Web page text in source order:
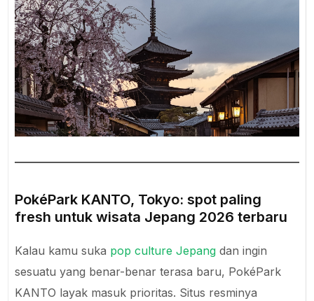
PokéPark KANTO, Tokyo: spot paling
fresh untuk wisata Jepang 2026 terbaru
Kalau kamu suka pop culture Jepang dan ingin
sesuatu yang benar-benar terasa baru, PokéPark
KANTO layak masuk prioritas. Situs resminya